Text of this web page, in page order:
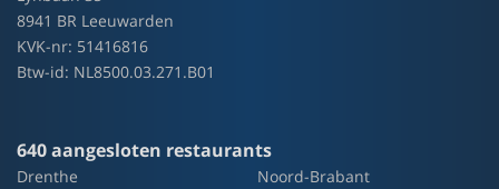
8941 BR Leeuwarden
KVK-nr: 51416816
Btw-id: NL8500.03.271.B01
640 aangesloten restaurants
Drenthe Noord-Brabant